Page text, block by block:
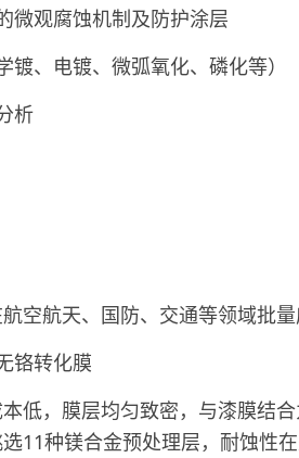
微观腐蚀机制及防护涂层
镀、电镀、微弧氧化、磷化等）
析
航天、国防、交通等领域批量
铬转化膜
，膜层均匀致密，与漆膜结合
11种镁合金预处理层，耐蚀性